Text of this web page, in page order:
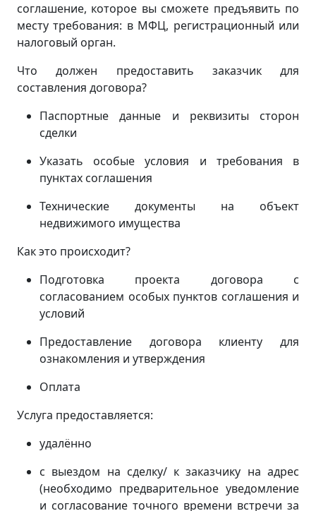
соглашение, которое вы сможете предъявить по
месту требования: в МФЦ, регистрационный или
налоговый орган.
Что должен предоставить заказчик для
составления договора?
Паспортные данные и реквизиты сторон
сделки
Указать особые условия и требования в
пунктах соглашения
Технические документы на объект
недвижимого имущества
Как это происходит?
Подготовка проекта договора с
согласованием особых пунктов соглашения и
условий
Предоставление договора клиенту для
ознакомления и утверждения
Оплата
Услуга предоставляется:
удалённо
с выездом на сделку/ к заказчику на адрес
(необходимо предварительное уведомление
и согласование точного времени встречи за